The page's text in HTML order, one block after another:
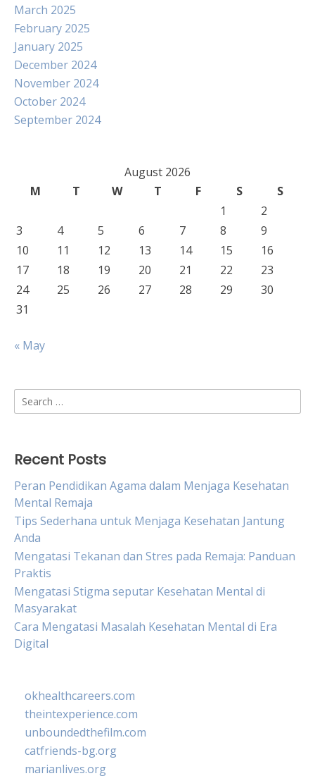
March 2025
February 2025
January 2025
December 2024
November 2024
October 2024
September 2024
August 2026
M
T W T F S
S
1
2
3
4 5 6 7 8
9
10
11 12 13 14 15
16
17
18 19 20 21 22
23
24
25 26 27 28 29
30
31
« May
Search
for:
Recent Posts
Peran Pendidikan Agama dalam Menjaga Kesehatan
Mental Remaja
Tips Sederhana untuk Menjaga Kesehatan Jantung
Anda
Mengatasi Tekanan dan Stres pada Remaja: Panduan
Praktis
Mengatasi Stigma seputar Kesehatan Mental di
Masyarakat
Cara Mengatasi Masalah Kesehatan Mental di Era
Digital
okhealthcareers.com
theintexperience.com
unboundedthefilm.com
catfriends-bg.org
marianlives.org